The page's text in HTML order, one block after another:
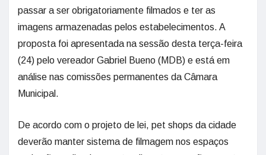
passar a ser obrigatoriamente filmados e ter as
imagens armazenadas pelos estabelecimentos. A
proposta foi apresentada na sessão desta terça-feira
(24) pelo vereador Gabriel Bueno (MDB) e está em
análise nas comissões permanentes da Câmara
Municipal.
De acordo com o projeto de lei, pet shops da cidade
deverão manter sistema de filmagem nos espaços